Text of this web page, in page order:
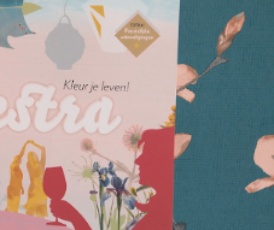
verhaal Wat ik erg waardevol vind,
staan. Er zijn vragen over het
beter begrijpen wat ze gelezen
om de stap naar hun eigen